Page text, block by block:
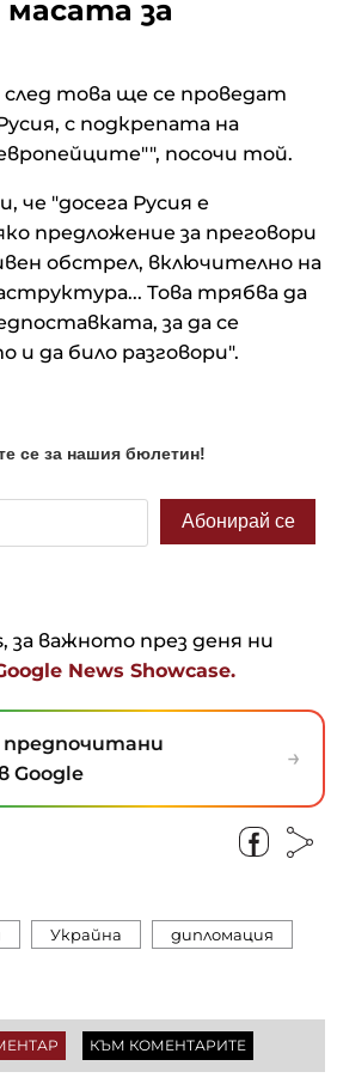
масата за
след това ще се проведат
с подкрепата на
посочи той.
че "досега Русия е
предложение за преговори
обстрел, включително на
Това трябва да
за да се
и да било разговори".
за важното през деня ни
News Showcase.
предпочитани
Google
→
Украйна
дипломация
КЪМ КОМЕНТАРИТЕ